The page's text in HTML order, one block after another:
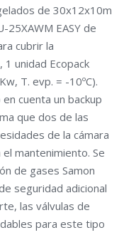
de 30x12x10m
25XAWM EASY de
cubrir la
unidad Ecopack
T. evp. = -10ºC).
cuenta un backup
que dos de las
de la cámara
mantenimiento. Se
de gases Samon
seguridad adicional
las válvulas de
para este tipo